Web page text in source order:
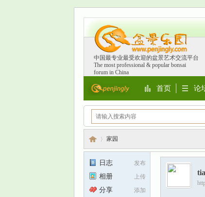
中国最专业最受欢迎的盆景艺术交流平台
The most professional & popular bonsai
forum in China
首页 论
盆
家园
发布
日志
上传
相册
添加
分享